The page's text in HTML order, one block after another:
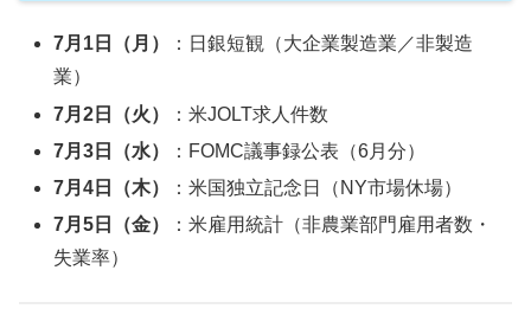
7月1日（月）
：日銀短観（大企業製造業／非製造
業）
7月2日（火）
：米JOLT求人件数
7月3日（水）
：FOMC議事録公表（6月分）
7月4日（木）
：米国独立記念日（NY市場休場）
7月5日（金）
：米雇用統計（非農業部門雇用者数・
失業率）